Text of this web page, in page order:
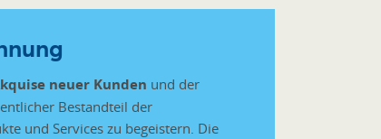
neuer Kunden und der
Bestandteil der
und Services zu begeistern. Die